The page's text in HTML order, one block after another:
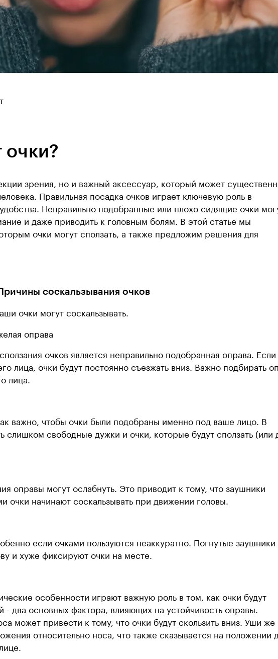
зрения, но и важный аксессуар, который может
Правильная посадка очков играет ключевую роль в
Неправильно подобранные или плохо сидящие очки
и даже приводить к головным болям. В этой статье мы
очки могут сползать, а также предложим решения для
соскальзывания очков
очки могут соскальзывать.
оправа
очков является неправильно подобранная оправа.
лица, очки будут постоянно съезжать вниз. Важно подбирать
лица.
важно, чтобы очки были подобраны именно под ваше лицо. В
слишком свободные дужки и очки, которые будут сползать (или
оправы могут ослабнуть. Это приводит к тому, что заушники
очки начинают соскальзывать при движении головы.
если очками пользуются неаккуратно. Погнутые заушники
и хуже фиксируют очки на месте.
особенности играют важную роль в том, как очки будут
два основных фактора, влияющих на устойчивость оправы.
может привести к тому, что очки будут скользить вниз. Уши же
относительно носа, что также сказывается на положении